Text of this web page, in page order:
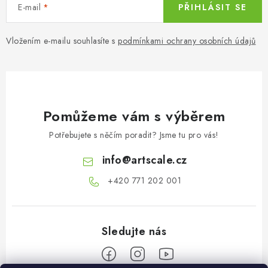
E-mail
Vložením e-mailu souhlasíte s podmínkami ochrany osobních údajů
PŘIHLÁSIT SE
Pomůžeme vám s výběrem
Potřebujete s něčím poradit? Jsme tu pro vás!
info@artscale.cz
+420 771 202 001​